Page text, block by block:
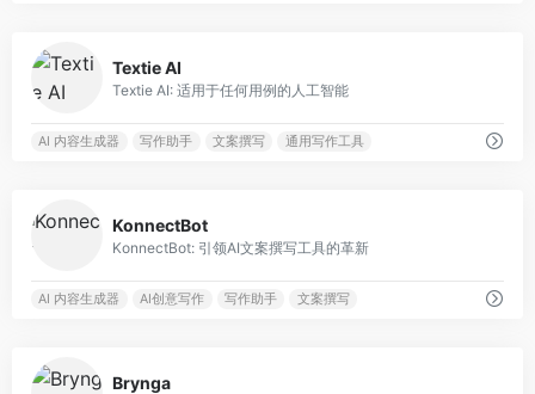
Textie AI
Textie AI: 适用于任何用例的人工智能
AI 内容生成器 写作助手 文案撰写 通用写作工具
KonnectBot
KonnectBot: 引领AI文案撰写工具的革新
AI 内容生成器 AI创意写作 写作助手 文案撰写
Brynga